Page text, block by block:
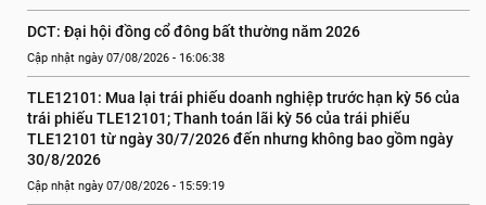
DCT: Đại hội đồng cổ đông bất thường năm 2026
Cập nhật ngày 07/08/2026 - 16:06:38
TLE12101: Mua lại trái phiếu doanh nghiệp trước hạn kỳ 56 của
trái phiếu TLE12101; Thanh toán lãi kỳ 56 của trái phiếu
TLE12101 từ ngày 30/7/2026 đến nhưng không bao gồm ngày
30/8/2026
Cập nhật ngày 07/08/2026 - 15:59:19